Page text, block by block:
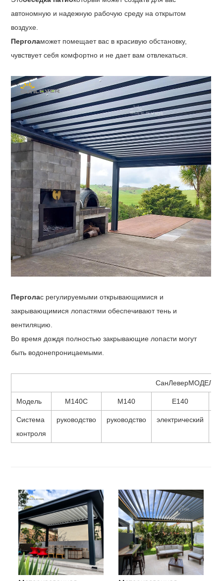
автономную и надежную рабочую среду на открытом
воздухе.
Перголаможет помещает вас в красивую обстановку,
чувствует себя комфортно и не дает вам отвлекаться.
Перголас регулируемыми открывающимися и
закрывающимися лопастями обеспечивают тень и
вентиляцию.
Во время дождя полностью закрывающие лопасти могут
быть водонепроницаемыми.
СанЛеверМОДЕЛИ
Модель М140С М140 Е140
Система
контроля
руководство руководство электрический